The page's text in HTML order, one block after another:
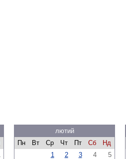
лютий
Пн
Вт Ср Чт Пт Сб
Нд
1
2 3 4
5